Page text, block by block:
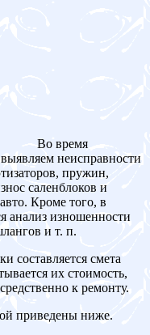
Во время
неисправности
пружин,
саленблоков и
Кроме того, в
анализ изношенности
и т. п.
составляется смета
их стоимость,
к ремонту.
приведены ниже.